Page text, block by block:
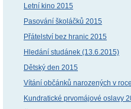
Letní kino 2015
Pasování školáčků 2015
Přátelství bez hranic 2015
Hledání studánek (13.6.2015)
Dětský den 2015
Vítání občánků narozených v
Kundratické prvomájové oslavy